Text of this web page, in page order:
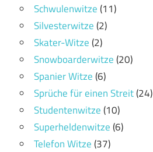
Schwulenwitze(11)
Silvesterwitze(2)
Skater-Witze(2)
Snowboarderwitze(20)
Spanier Witze(6)
Sprüche für einen Streit(24)
Studentenwitze(10)
Superheldenwitze(6)
Telefon Witze(37)